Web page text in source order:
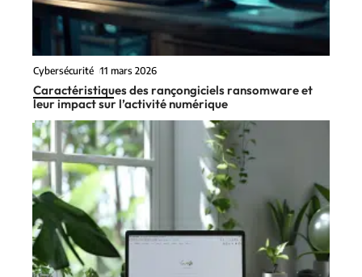
Cybersécurité 11 mars 2026
Caractéristiques des rançongiciels ransomware et
leur impact sur l’activité numérique